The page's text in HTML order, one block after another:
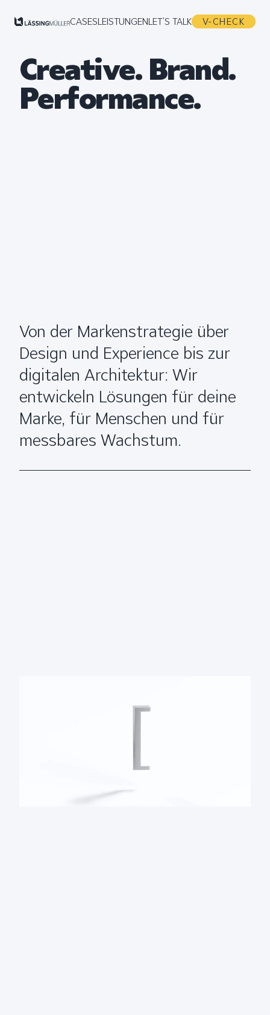
CASESLEISTUNGENLET’S TALK V-CHECK
Creative. Brand.
Performance.
Von der Markenstrategie über
Design und Experience bis zur
digitalen Architektur: Wir
entwickeln Lösungen für deine
Marke, für Menschen und für
messbares Wachstum.